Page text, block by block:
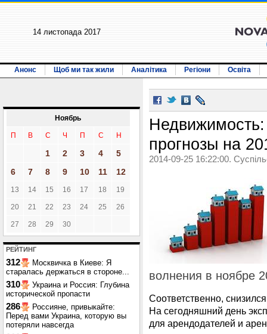
14 листопада 2017
Анонс Щоб ми так жили Аналітика Регіони Освіта
Ноябрь
П В С Ч П С Н
1 2 3 4
5
6
7 8 9 10 11 12
13 14 15 16 17 18 19
20 21 22 23 24 25 26
27 28 29 30
РЕЙТИНГ
312
Москвичка в Киеве: Я
старалась держаться в стороне...
310
Украина и Россия: Глубина
исторической пропасти
286
Россияне, привыкайте:
Перед вами Украина, которую вы
потеряли навсегда
прогнозы на
2014-09-25 16:22:00.
волнения в ноябре
Соответственно,
На сегодняшний день
для арендодателей и